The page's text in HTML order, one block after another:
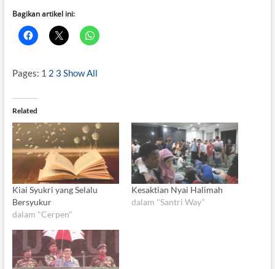
Bagikan artikel ini:
Pages: 1 2 3 Show All
Related
Kiai Syukri yang Selalu
Bersyukur
dalam "Cerpen"
Kesaktian Nyai Halimah
dalam "Santri Way"